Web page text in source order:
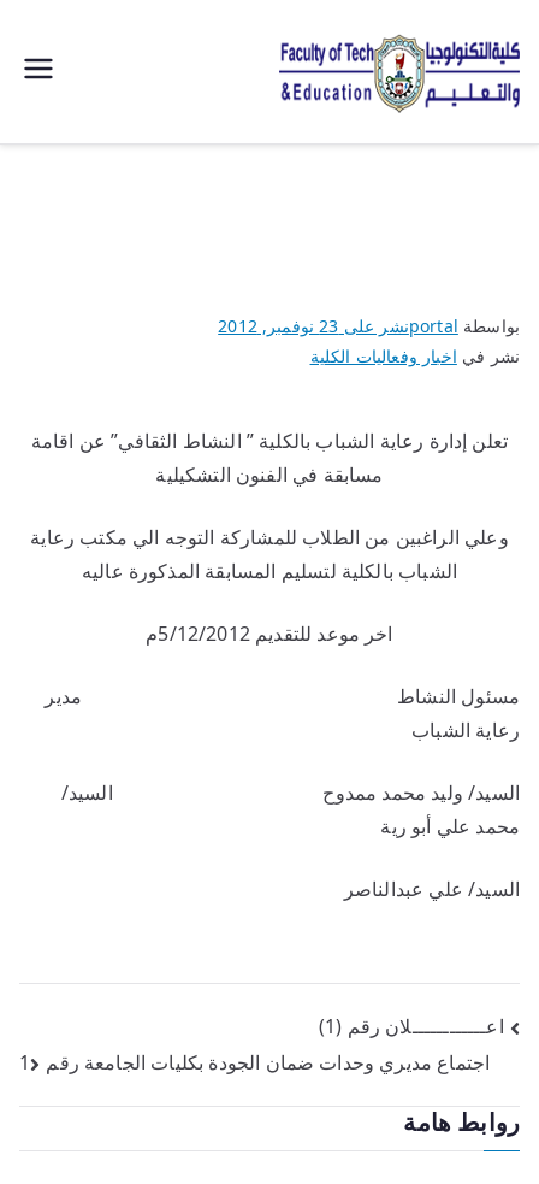
التكنولوجيا
جامعة
سوهاج |
بواسطة portalنشر على 23 نوفمبر, 2012
نشر في اخبار وفعاليات الكلية
تعلن إدارة رعاية الشباب بالكلية ” النشاط الثقافي” عن اقامة
مسابقة في الفنون التشكيلية
وعلي الراغبين من الطلاب للمشاركة التوجه الي مكتب رعاية
الشباب بالكلية لتسليم المسابقة المذكورة عاليه
اخر موعد للتقديم 5/12/2012م
مسئول النشاط مدير
رعاية الشباب
السيد/ وليد محمد ممدوح السيد/
محمد علي أبو رية
السيد/ علي عبدالناصر
اعــــــــــــلان رقم (1)
اجتماع مديري وحدات ضمان الجودة بكليات الجامعة رقم1
روابط هامة